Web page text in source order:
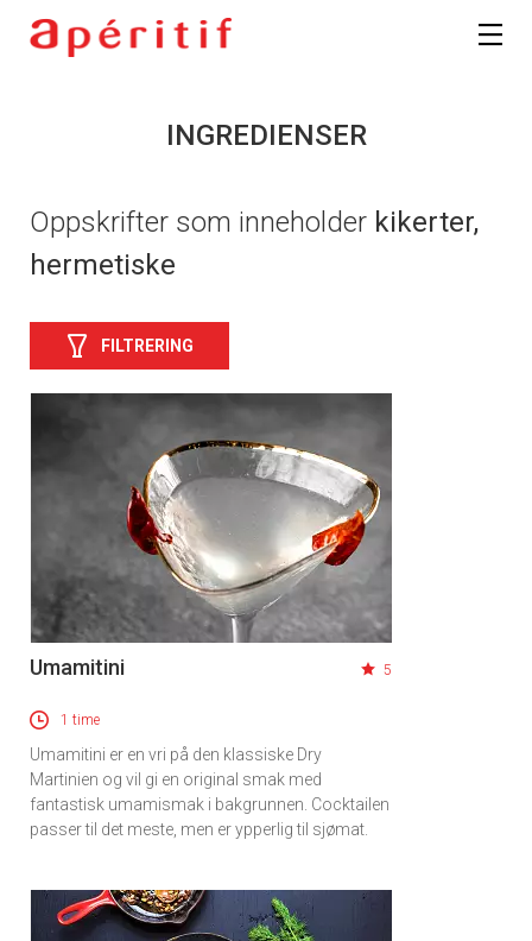
INGREDIENSER
Oppskrifter som inneholder kikerter,
hermetiske
FILTRERING
Umamitini 5
1 time
Umamitini er en vri på den klassiske Dry
Martinien og vil gi en original smak med
fantastisk umamismak i bakgrunnen. Cocktailen
passer til det meste, men er ypperlig til sjømat.